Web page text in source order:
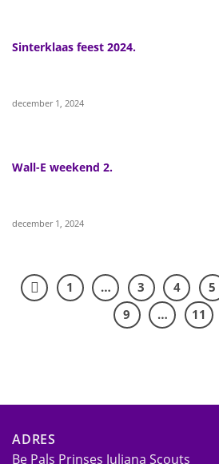
Sinterklaas feest 2024.
december 1, 2024
Wall-E weekend 2.
december 1, 2024
1 … 3 4 5
9
… 11
ADRES
Be Pals Prinses Juliana Scouts